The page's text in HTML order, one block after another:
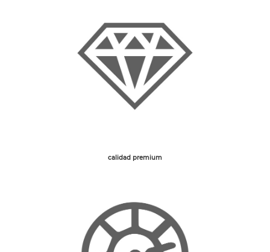
calidad premium